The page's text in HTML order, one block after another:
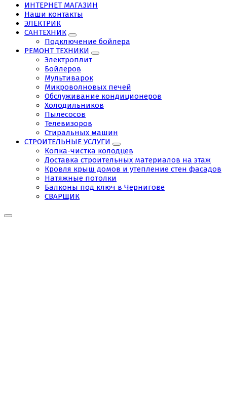
ИНТЕРНЕТ МАГАЗИН
Наши контакты
ЭЛЕКТРИК
САНТЕХНИК
Подключение бойлера
РЕМОНТ ТЕХНИКИ
Электроплит
Бойлеров
Мультиварок
Микроволновых печей
Обслуживание кондиционеров
Холодильников
Пылесосов
Телевизоров
Стиральных машин
СТРОИТЕЛЬНЫЕ УСЛУГИ
Копка-чистка колодцев
Доставка строительных материалов на этаж
Кровля крыш домов и утепление стен фасадов
Натяжные потолки
Балконы под ключ в Чернигове
СВАРЩИК